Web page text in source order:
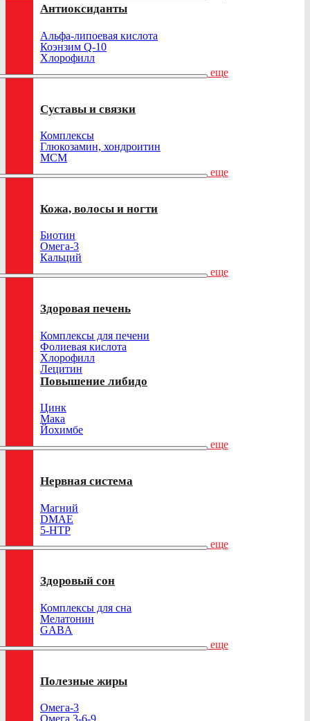
Антиоксиданты
Альфа-липоевая кислота
Коэнзим Q-10
Хлорофилл
еще
Суставы и связки
Комплексы
Глюкозамин, хондроитин
МСМ
еще
Кожа, волосы и ногти
Биотин
Омега-3
Кальций
еще
Здоровая печень
Комплексы для печени
Фолиевая кислота
Хлорофилл
Лецитин
Повышение либидо
Цинк
Мака
Йохимбе
еще
Нервная система
Магний
DMAE
5-HTP
еще
Здоровый сон
Комплексы для сна
Мелатонин
GABA
еще
Полезные жиры
Омега-3
Омега 3-6-9